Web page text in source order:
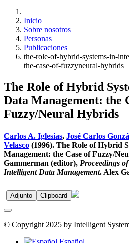
Inicio
Sobre nosotros
Personas
Publicaciones
the-role-of-hybrid-systems-in-
the-case-of-fuzzyneural-hybrids
The Role of Hybrid
Data Management: the
Fuzzy/Neural Hybrids
Carlos A. Iglesias, José Carlos
Velasco (1996). The Role of Hybrid
Management: the Case of Fuzzy/
Gammerman (editor), Proceedings
Intelligent Data Management. Alex
Adjunto Clipboard
© Copyright 2025 by Intelligent
Español